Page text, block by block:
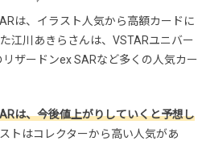
は、イラスト人気から高額カードに
江川あきらさんは、VSTARユニバー
ザードンex SARなど多くの人気カー
は、今後値上がりしていくと予想し
トはコレクターから高い人気があ